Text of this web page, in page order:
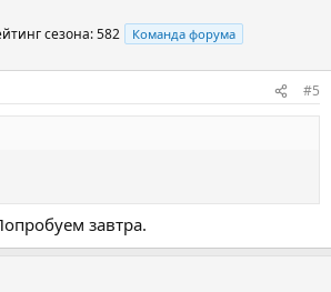
сезона: 582 Команда форума
#5
завтра.